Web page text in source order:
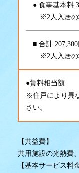
食事基本料
※2人入居の
合計 207,300
※2人入居の
●賃料相当額
※住戸により異
さい。
【共益費】
共用施設の光熱費
【基本サービス料